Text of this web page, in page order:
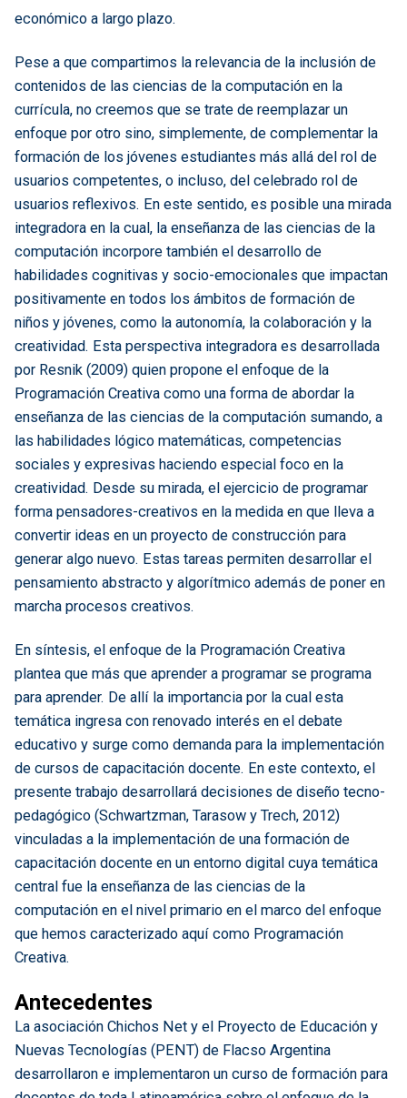
económico a largo plazo.
Pese a que compartimos la relevancia de la inclusión de
contenidos de las ciencias de la computación en la
currícula, no creemos que se trate de reemplazar un
enfoque por otro sino, simplemente, de complementar la
formación de los jóvenes estudiantes más allá del rol de
usuarios competentes, o incluso, del celebrado rol de
usuarios reflexivos. En este sentido, es posible una mirada
integradora en la cual, la enseñanza de las ciencias de la
computación incorpore también el desarrollo de
habilidades cognitivas y socio-emocionales que impactan
positivamente en todos los ámbitos de formación de
niños y jóvenes, como la autonomía, la colaboración y la
creatividad. Esta perspectiva integradora es desarrollada
por Resnik (2009) quien propone el enfoque de la
Programación Creativa como una forma de abordar la
enseñanza de las ciencias de la computación sumando, a
las habilidades lógico matemáticas, competencias
sociales y expresivas haciendo especial foco en la
creatividad. Desde su mirada, el ejercicio de programar
forma pensadores-creativos en la medida en que lleva a
convertir ideas en un proyecto de construcción para
generar algo nuevo. Estas tareas permiten desarrollar el
pensamiento abstracto y algorítmico además de poner en
marcha procesos creativos.
En síntesis, el enfoque de la Programación Creativa
plantea que más que aprender a programar se programa
para aprender. De allí la importancia por la cual esta
temática ingresa con renovado interés en el debate
educativo y surge como demanda para la implementación
de cursos de capacitación docente. En este contexto, el
presente trabajo desarrollará decisiones de diseño tecno-
pedagógico (Schwartzman, Tarasow y Trech, 2012)
vinculadas a la implementación de una formación de
capacitación docente en un entorno digital cuya temática
central fue la enseñanza de las ciencias de la
computación en el nivel primario en el marco del enfoque
que hemos caracterizado aquí como Programación
Creativa.
Antecedentes
La asociación Chichos Net y el Proyecto de Educación y
Nuevas Tecnologías (PENT) de Flacso Argentina
desarrollaron e implementaron un curso de formación para